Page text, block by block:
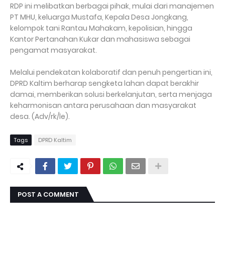
RDP ini melibatkan berbagai pihak, mulai dari manajemen
PT MHU, keluarga Mustafa, Kepala Desa Jongkang,
kelompok tani Rantau Mahakam, kepolisian, hingga
Kantor Pertanahan Kukar dan mahasiswa sebagai
pengamat masyarakat.
Melalui pendekatan kolaboratif dan penuh pengertian ini,
DPRD Kaltim berharap sengketa lahan dapat berakhir
damai, memberikan solusi berkelanjutan, serta menjaga
keharmonisan antara perusahaan dan masyarakat
desa. (Adv/rk/le).
Tags DPRD Kaltim
POST A COMMENT